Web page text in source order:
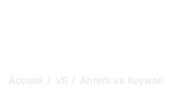
Accueil / VS / Ahrefs vs Keyword.com